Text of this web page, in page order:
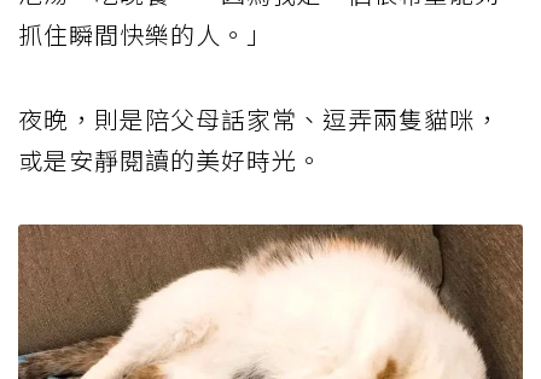
抓住瞬間快樂的人。」
夜晚，則是陪父母話家常、逗弄兩隻貓咪，
或是安靜閱讀的美好時光。